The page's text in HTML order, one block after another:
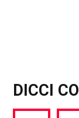
DICCI